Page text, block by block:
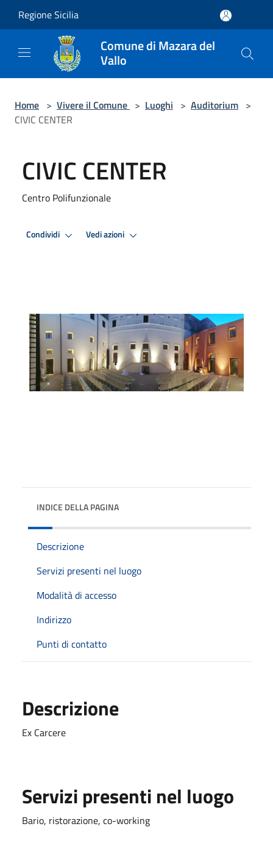
Regione Sicilia
Comune di Mazara del
Vallo
Home > Vivere il Comune > Luoghi > Auditorium >
CIVIC CENTER
CIVIC CENTER
Centro Polifunzionale
Condividi Vedi azioni
INDICE DELLA PAGINA
Descrizione
Servizi presenti nel luogo
Modalità di accesso
Indirizzo
Punti di contatto
Descrizione
Ex Carcere
Servizi presenti nel luogo
Bario, ristorazione, co-working